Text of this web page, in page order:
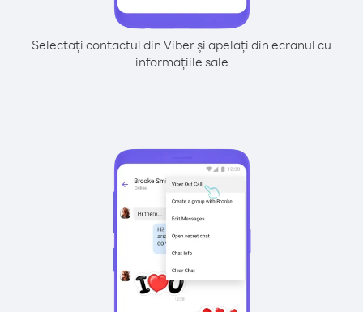
Selectați contactul din Viber și apelați din ecranul cu
informațiile sale